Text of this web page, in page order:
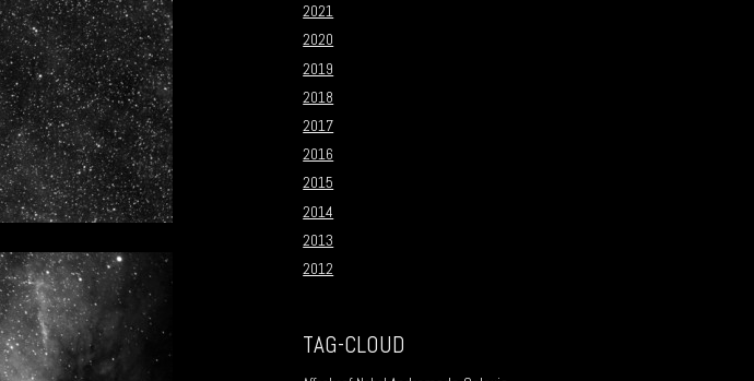
2021
2020
2019
2018
2017
2016
2015
2014
2013
2012
TAG-CLOUD